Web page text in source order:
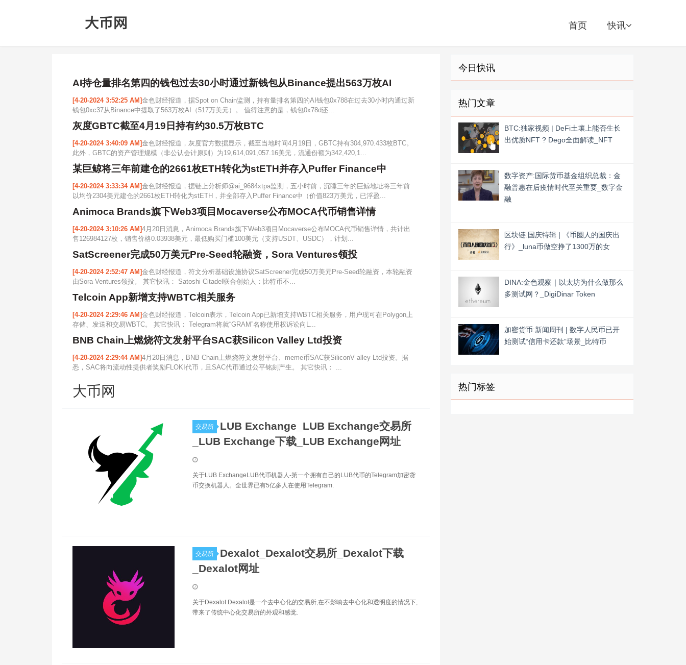
首页 快讯
AI持仓量排名第四的钱包过去30小时通过新钱包从Binance提出563万枚AI
[4-20-2024 3:52:25 AM]金色财经报道，据Spot on Chain监测，持有量排名第四的AI钱包0x788在过去30小时内通过新
钱包0xc37从Binance中提取了563万枚AI（517万美元）。 值得注意的是，钱包0x78d还...
灰度GBTC截至4月19日持有约30.5万枚BTC
[4-20-2024 3:40:09 AM]金色财经报道，灰度官方数据显示，截至当地时间4月19日，GBTC持有304,970.433枚BTC。
此外，GBTC的资产管理规模（非公认会计原则）为19,614,091,057.16美元，流通份额为342,420,1...
某巨鲸将三年前建仓的2661枚ETH转化为stETH并存入Puffer Finance中
[4-20-2024 3:33:34 AM]金色财经报道，据链上分析师@ai_9684xtpa监测，五小时前，沉睡三年的巨鲸地址将三年前
以均价2304美元建仓的2661枚ETH转化为stETH，并全部存入Puffer Finance中（价值823万美元，已浮盈...
Animoca Brands旗下Web3项目Mocaverse公布MOCA代币销售详情
[4-20-2024 3:10:26 AM]4月20日消息，Animoca Brands旗下Web3项目Mocaverse公布MOCA代币销售详情，共计出
售126984127枚，销售价格0.03938美元，最低购买门槛100美元（支持USDT、USDC），计划...
SatScreener完成50万美元Pre-Seed轮融资，Sora Ventures领投
[4-20-2024 2:52:47 AM]金色财经报道，符文分析基础设施协议SatScreener完成50万美元Pre-Seed轮融资，本轮融资
由Sora Ventures领投。 其它快讯： Satoshi Citadel联合创始人：比特币不...
Telcoin App新增支持WBTC相关服务
[4-20-2024 2:29:46 AM]金色财经报道，Telcoin表示，Telcoin App已新增支持WBTC相关服务，用户现可在Polygon上
存储、发送和交易WBTC。 其它快讯： Telegram将就“GRAM”名称使用权诉讼向L...
BNB Chain上燃烧符文发射平台SAC获Silicon Valley Ltd投资
[4-20-2024 2:29:44 AM]4月20日消息，BNB Chain上燃烧符文发射平台、meme币SAC获SiliconV alley Ltd投资。据
悉，SAC将向流动性提供者奖励FLOKI代币，且SAC代币通过公平铭刻产生。 其它快讯： ...
大币网
交易所
LUB Exchange_LUB Exchange交易所
_LUB Exchange下载_LUB Exchange网址
关于LUB ExchangeLUB代币机器人-第一个拥有自己的LUB代币的Telegram加密货
币交换机器人。全世界已有5亿多人在使用Telegram.
交易所
Dexalot_Dexalot交易所_Dexalot下载
_Dexalot网址
关于Dexalot Dexalot是一个去中心化的交易所,在不影响去中心化和透明度的情况下,
带来了传统中心化交易所的外观和感觉.
今日快讯
热门文章
BTC:独家视频 | DeFi土壤上能否生长
出优质NFT ? Dego全面解读_NFT
数字资产:国际货币基金组织总裁：金
融普惠在后疫情时代至关重要_数字金
融
区块链:国庆特辑 | 《币圈人的国庆出
行》_luna币做空挣了1300万的女
DINA:金色观察｜以太坊为什么做那么
多测试网？_DigiDinar Token
加密货币:新闻周刊 | 数字人民币已开
始测试“信用卡还款”场景_比特币
热门标签